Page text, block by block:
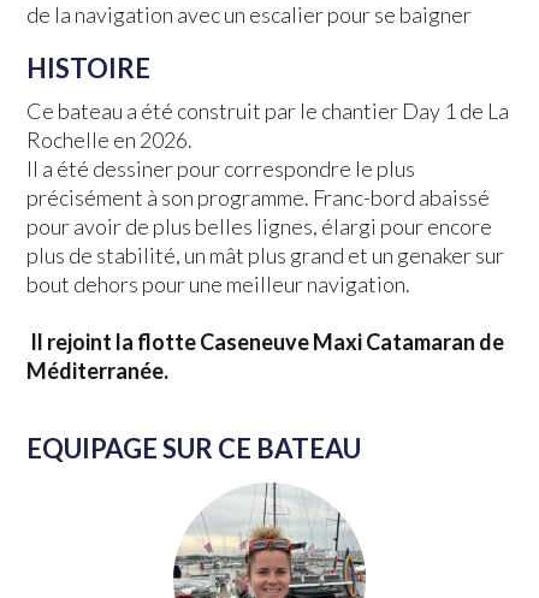
de la navigation avec un escalier pour se baigner
HISTOIRE
Ce bateau a été construit par le chantier Day 1 de La
Rochelle en 2026.
Il a été dessiner pour correspondre le plus
précisément à son programme. Franc-bord abaissé
pour avoir de plus belles lignes, élargi pour encore
plus de stabilité, un mât plus grand et un genaker sur
bout dehors pour une meilleur navigation.
Il rejoint la flotte Caseneuve Maxi Catamaran de
Méditerranée.
EQUIPAGE SUR CE BATEAU